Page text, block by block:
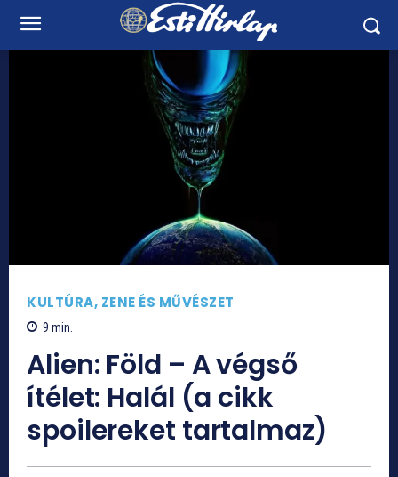
KULTÚRA, ZENE ÉS MŰVÉSZET
9 min.
Alien: Föld – A végső
ítélet: Halál (a cikk
spoilereket tartalmaz)